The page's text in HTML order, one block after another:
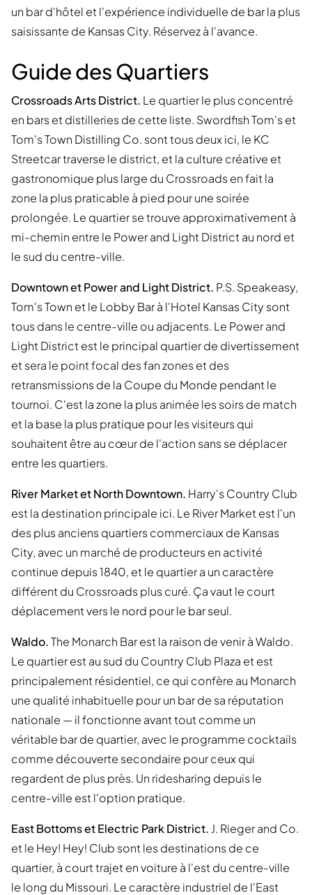
un bar d'hôtel et l'expérience individuelle de bar la plus
saisissante de Kansas City. Réservez à l'avance.
Guide des Quartiers
Crossroads Arts District. Le quartier le plus concentré
en bars et distilleries de cette liste. Swordfish Tom's et
Tom's Town Distilling Co. sont tous deux ici, le KC
Streetcar traverse le district, et la culture créative et
gastronomique plus large du Crossroads en fait la
zone la plus praticable à pied pour une soirée
prolongée. Le quartier se trouve approximativement à
mi-chemin entre le Power and Light District au nord et
le sud du centre-ville.
Downtown et Power and Light District. P.S. Speakeasy,
Tom's Town et le Lobby Bar à l'Hotel Kansas City sont
tous dans le centre-ville ou adjacents. Le Power and
Light District est le principal quartier de divertissement
et sera le point focal des fan zones et des
retransmissions de la Coupe du Monde pendant le
tournoi. C'est la zone la plus animée les soirs de match
et la base la plus pratique pour les visiteurs qui
souhaitent être au cœur de l'action sans se déplacer
entre les quartiers.
River Market et North Downtown. Harry's Country Club
est la destination principale ici. Le River Market est l'un
des plus anciens quartiers commerciaux de Kansas
City, avec un marché de producteurs en activité
continue depuis 1840, et le quartier a un caractère
différent du Crossroads plus curé. Ça vaut le court
déplacement vers le nord pour le bar seul.
Waldo.The Monarch Bar est la raison de venir à Waldo.
Le quartier est au sud du Country Club Plaza et est
principalement résidentiel, ce qui confère au Monarch
une qualité inhabituelle pour un bar de sa réputation
nationale — il fonctionne avant tout comme un
véritable bar de quartier, avec le programme cocktails
comme découverte secondaire pour ceux qui
regardent de plus près. Un ridesharing depuis le
centre-ville est l'option pratique.
East Bottoms et Electric Park District. J. Rieger and Co.
et le Hey! Hey! Club sont les destinations de ce
quartier, à court trajet en voiture à l'est du centre-ville
le long du Missouri. Le caractère industriel de l'East